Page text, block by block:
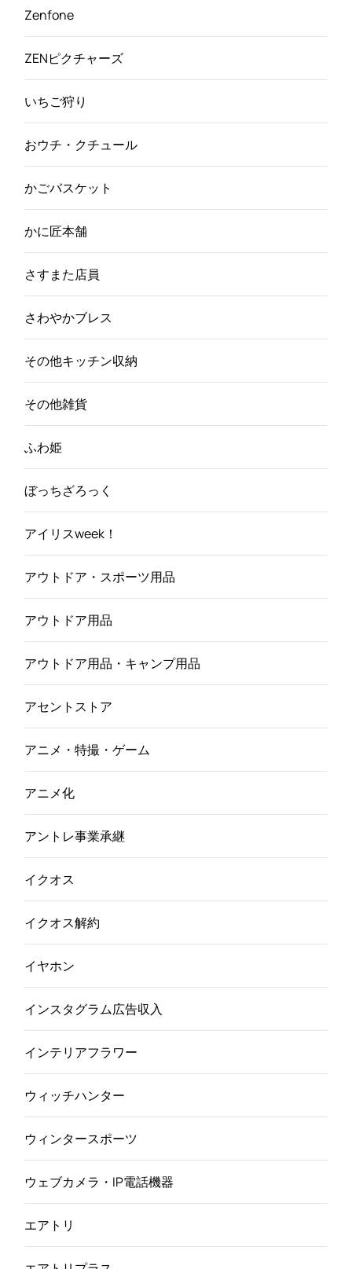
Zenfone
ZENピクチャーズ
いちご狩り
おウチ・クチュール
かごバスケット
かに匠本舗
さすまた店員
さわやかブレス
その他キッチン収納
その他雑貨
ふわ姫
ぼっちざろっく
アイリスweek！
アウトドア・スポーツ用品
アウトドア用品
アウトドア用品・キャンプ用品
アセントストア
アニメ・特撮・ゲーム
アニメ化
アントレ事業承継
イクオス
イクオス解約
イヤホン
インスタグラム広告収入
インテリアフラワー
ウィッチハンター
ウィンタースポーツ
ウェブカメラ・IP電話機器
エアトリ